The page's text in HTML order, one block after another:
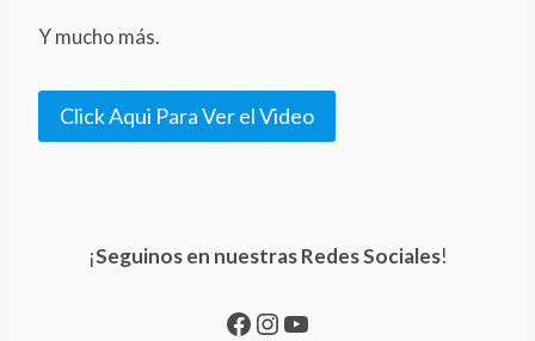
Y mucho más.
Click Aqui Para Ver el Video
¡Seguinos en nuestras Redes Sociales!
Facebook Instagram YouTube